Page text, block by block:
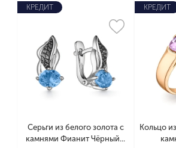
КРЕДИТ
Серьги из белого золота с
камнями Фианит Чёрный...
КРЕДИТ
Кольцо